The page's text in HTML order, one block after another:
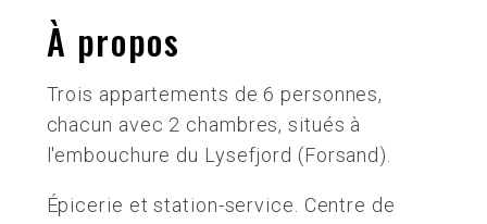
À propos
Trois appartements de 6 personnes,
chacun avec 2 chambres, situés à
l'embouchure du Lysefjord (Forsand).
Épicerie et station-service. Centre de